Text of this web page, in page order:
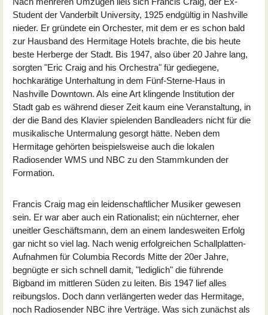
Student der Vanderbilt University, 1925 endgültig in Nashville
nieder. Er gründete ein Orchester, mit dem er es schon bald
zur Hausband des Hermitage Hotels brachte, die bis heute
beste Herberge der Stadt. Bis 1947, also über 20 Jahre lang,
sorgten "Eric Craig and his Orchestra" für gediegene,
hochkarätige Unterhaltung in dem Fünf-Sterne-Haus in
Nashville Downtown. Als eine Art klingende Institution der
Stadt gab es während dieser Zeit kaum eine Veranstaltung, in
der die Band des Klavier spielenden Bandleaders nicht für die
musikalische Untermalung gesorgt hätte. Neben dem
Hermitage gehörten beispielsweise auch die lokalen
Radiosender WMS und NBC zu den Stammkunden der
Formation.
Francis Craig mag ein leidenschaftlicher Musiker gewesen
sein. Er war aber auch ein Rationalist; ein nüchterner, eher
uneitler Geschäftsmann, dem an einem landesweiten Erfolg
gar nicht so viel lag. Nach wenig erfolgreichen Schallplatten-
Aufnahmen für Columbia Records Mitte der 20er Jahre,
begnügte er sich schnell damit, "lediglich" die führende
Bigband im mittleren Süden zu leiten. Bis 1947 lief alles
reibungslos. Doch dann verlängerten weder das Hermitage,
noch Radiosender NBC ihre Verträge. Was sich zunächst als